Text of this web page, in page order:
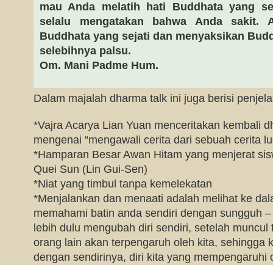
mau Anda melatih hati Buddhata yang
selalu mengatakan bahwa Anda sakit.
Buddhata yang sejati dan menyaksikan
selebihnya palsu.
Om. Mani Padme Hum.
Dalam majalah dharma talk ini juga berisi
*Vajra Acarya Lian Yuan menceritakan kembali
mengenai “mengawali cerita dari sebuah cerita
*Hamparan Besar Awan Hitam yang menjerat
Quei Sun (Lin Gui-Sen)
*Niat yang timbul tanpa kemelekatan
*Menjalankan dan menaati adalah melihat ke
memahami batin anda sendiri dengan sungguh
lebih dulu mengubah diri sendiri, setelah
orang lain akan terpengaruh oleh kita, sehingga
dengan sendirinya, diri kita yang mempengaruhi